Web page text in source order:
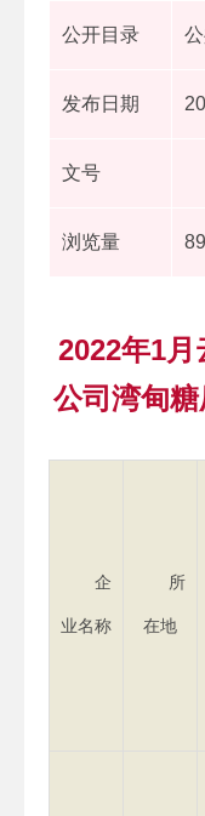
公开目录
发布日期
文号
浏览量 89
2022年1
公司湾甸
企
业名称
所
在地